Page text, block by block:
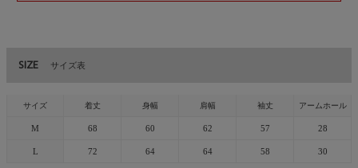
SIZE サイズ表
サイズ 着丈 身幅 肩幅 袖丈 アームホール
M 68 60 62 57 28
L 72 64 64 58 30